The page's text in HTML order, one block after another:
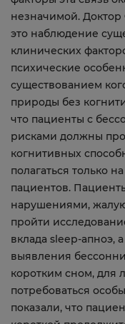
незначимой.
это наблюдение
клинических
психические
существованием
природы без
что пациенты с
рисками должны
когнитивных
полагаться только
пациентов.
нарушениями,
пройти
вклада sleep-апноэ,
выявления
коротким сном, для
потребоваться
показали, что